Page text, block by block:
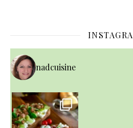
nadcuisine